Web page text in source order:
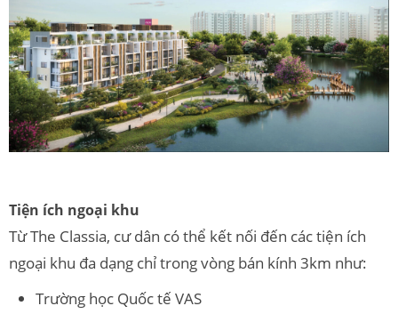
Tiện ích ngoại khu
Từ The Classia, cư dân có thể kết nối đến các tiện ích
ngoại khu đa dạng chỉ trong vòng bán kính 3km như:
Trường học Quốc tế VAS